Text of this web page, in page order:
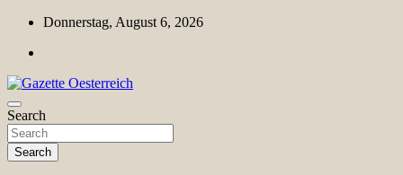
Skip
content
Donnerstag, August 6, 2026
Gazette Oesterreich
Magazin für Freizeit, Politik, Kultur & Wissenschaft
Search
Search